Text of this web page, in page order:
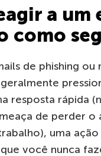
a um
como
de phishing ou
resposta rápida
de perder o
uma ação
você nunca